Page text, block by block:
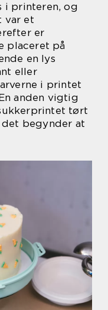
i printeren, og
var et
er
placeret på
en lys
eller
i printet
anden vigtig
tørt
begynder at